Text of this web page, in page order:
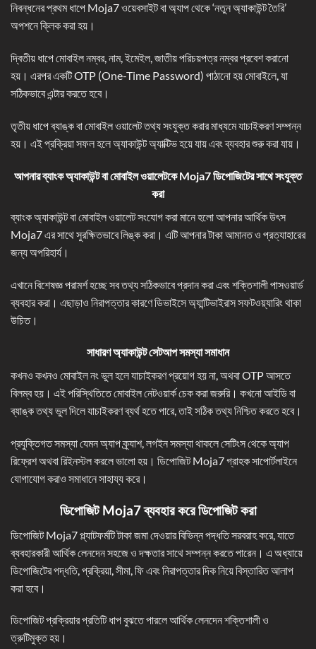
নিবন্ধনের প্রথম ধাপে Moja7 ওয়েবসাইট বা অ্যাপ থেকে ‘নতুন অ্যাকাউন্ট তৈরি’
অপশনে ক্লিক করা হয়।
দ্বিতীয় ধাপে মোবাইল নম্বর, নাম, ইমেইল, জাতীয় পরিচয়পত্র নম্বর প্রবেশ করানো
হয়। এরপর একটি OTP (One-Time Password) পাঠানো হয় মোবাইলে, যা
সঠিকভাবে এন্টার করতে হবে।
তৃতীয় ধাপে ব্যাঙ্ক বা মোবাইল ওয়ালেট তথ্য সংযুক্ত করার মাধ্যমে যাচাইকরণ সম্পন্ন
হয়। এই প্রক্রিয়া সফল হলে অ্যাকাউন্ট অ্যাক্টিভ হয়ে যায় এবং ব্যবহার শুরু করা যায়।
আপনার ব্যাংক অ্যাকাউন্ট বা মোবাইল ওয়ালেটকে Moja7ডিপোজিটের সাথে সংযুক্ত
করা
ব্যাংক অ্যাকাউন্ট বা মোবাইল ওয়ালেট সংযোগ করা মানে হলো আপনার আর্থিক উৎস
Moja7 এর সাথে সুরক্ষিতভাবে লিঙ্ক করা। এটি আপনার টাকা আমানত ও প্রত্যাহারের
জন্য অপরিহার্য।
এখানে বিশেষজ্ঞ পরামর্শ হচ্ছে সব তথ্য সঠিকভাবে প্রদান করা এবং শক্তিশালী পাসওয়ার্ড
ব্যবহার করা। এছাড়াও নিরাপত্তার কারণে ডিভাইসে অ্যান্টিভাইরাস সফটওয়্যারিং থাকা
উচিত।
সাধারণ অ্যাকাউন্ট সেটআপ সমস্যা সমাধান
কখনও কখনও মোবাইল নং ভুল হলে যাচাইকরণ প্রয়োগ হয় না, অথবা OTP আসতে
বিলম্ব হয়। এই পরিস্থিতিতে মোবাইল নেটওয়ার্ক চেক করা জরুরি। কখনো আইডি বা
ব্যাঙ্ক তথ্য ভুল দিলে যাচাইকরণ ব্যর্থ হতে পারে, তাই সঠিক তথ্য নিশ্চিত করতে হবে।
প্রযুক্তিগত সমস্যা যেমন অ্যাপ ক্র্যাশ, লগইন সমস্যা থাকলে সেটিংস থেকে অ্যাপ
রিফ্রেশ অথবা রিইনস্টল করলে ভালো হয়। ডিপোজিট Moja7 গ্রাহক সাপোর্টলাইনে
যোগাযোগ করাও সমাধানে সাহায্য করে।
ডিপোজিট Moja7ব্যবহার করে ডিপোজিট করা
ডিপোজিট Moja7 প্ল্যাটফর্মটি টাকা জমা দেওয়ার বিভিন্ন পদ্ধতি সরবরাহ করে, যাতে
ব্যবহারকারী আর্থিক লেনদেন সহজে ও দক্ষতার সাথে সম্পন্ন করতে পারেন। এ অধ্যায়ে
ডিপোজিটের পদ্ধতি, প্রক্রিয়া, সীমা, ফি এবং নিরাপত্তার দিক নিয়ে বিস্তারিত আলাপ
করা হবে।
ডিপোজিট প্রক্রিয়ার প্রতিটি ধাপ বুঝতে পারলে আর্থিক লেনদেন শক্তিশালী ও
ত্রুটিমুক্ত হয়।